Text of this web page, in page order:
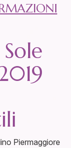
Piermaggiore